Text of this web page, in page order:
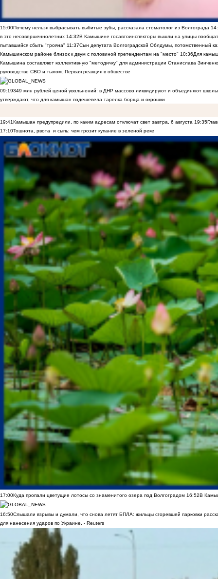
15:00Почему нельзя выбрасывать выбитые зубы, рассказала стоматолог из Волгограда
в это несовершеннолетних 14:32В Камышине госавтоинспекторы вышли на улицы
пытавшийся сбыть "трояна" 11:37Сын депутата Волгоградской Облдумы, потомственный
Камышинском районе близок к двум с половиной претендентам на "место" 10:36Для
Камышина составляют коллективную "методичку" для администрации Станислава
руководстве СВО и тылом. Первая реакция в обществе
09:19349 млн рублей ценой увольнений: в ДНР массово ликвидируют и объединяют
утверждают, что для камышан подешевела тарелка борща и окрошки
19:41Камышан предупредили, по каким адресам отключат свет завтра, 6 августа 19:35
17:10Тошнота, рвота и сыпь: чем грозит купание в зеленой реке
17:00Куда пропали цветущие лотосы со знаменитого озера под Волгоградом 16:52В
16:50Слышали взрывы и думали, что снова летят БПЛА: жильцы сгоревшей парковки
для нанесения ударов по Украине, - Reuters